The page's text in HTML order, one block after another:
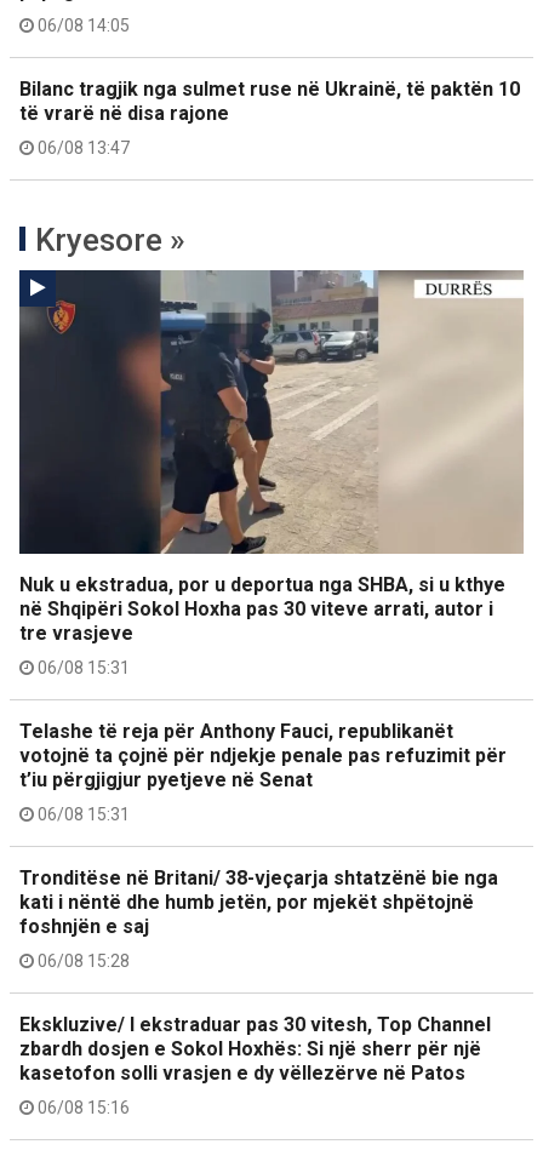
06/08 14:05
Bilanc tragjik nga sulmet ruse në Ukrainë, të paktën 10
të vrarë në disa rajone
06/08 13:47
Kryesore »
Nuk u ekstradua, por u deportua nga SHBA, si u kthye
në Shqipëri Sokol Hoxha pas 30 viteve arrati, autor i
tre vrasjeve
06/08 15:31
Telashe të reja për Anthony Fauci, republikanët
votojnë ta çojnë për ndjekje penale pas refuzimit për
t’iu përgjigjur pyetjeve në Senat
06/08 15:31
Tronditëse në Britani/ 38-vjeçarja shtatzënë bie nga
kati i nëntë dhe humb jetën, por mjekët shpëtojnë
foshnjën e saj
06/08 15:28
Ekskluzive/ I ekstraduar pas 30 vitesh, Top Channel
zbardh dosjen e Sokol Hoxhës: Si një sherr për një
kasetofon solli vrasjen e dy vëllezërve në Patos
06/08 15:16